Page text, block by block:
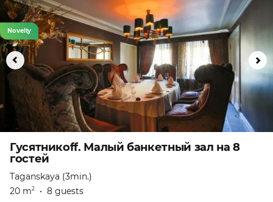
Novelty
Гусятникоff. Малый банкетный зал на 8
гостей
Taganskaya (3min.)
20 m2 • 8 guests